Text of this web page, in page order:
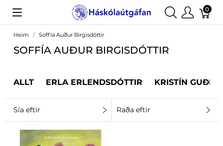
0
Heim Soffía Auður Birgisdóttir
SOFFÍA AUÐUR BIRGISDÓTTIR
ALLT ERLA ERLENDSDÓTTIR KRISTÍN
Sía eftir Raða eftir